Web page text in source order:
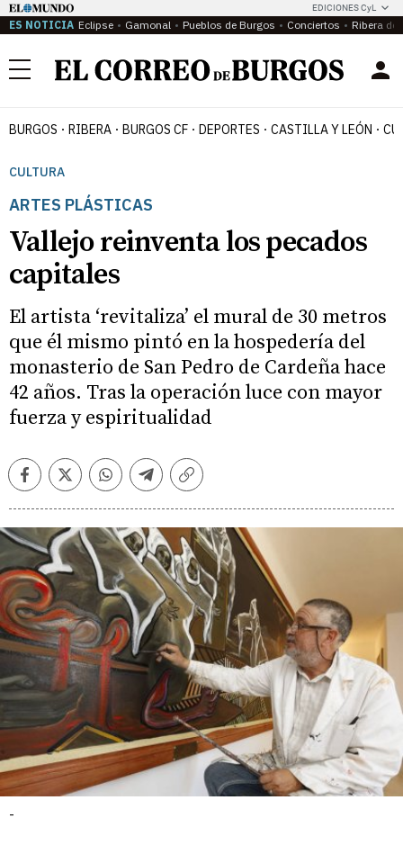
EDICIONES CyL
ES NOTICIA Eclipse Gamonal Pueblos de Burgos Conciertos Ribera del
Menú
BURGOS RIBERA BURGOS CF DEPORTES CASTILLA Y LEÓN
CULTURA
ARTES PLÁSTICAS
Vallejo reinventa los pecados
capitales
El artista ‘revitaliza’ el mural de 30 metros
que él mismo pintó en la hospedería del
monasterio de San Pedro de Cardeña hace
42 años. Tras la operación luce con mayor
fuerza y espiritualidad
FacebookTwitterWhatsappTelegramCopiar
-